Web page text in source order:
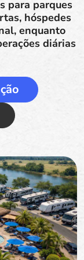
para parques
hóspedes
enquanto
diárias